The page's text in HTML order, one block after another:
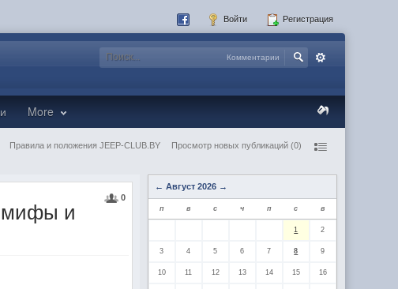
Войти Регистрация
Комментарии
More
Правила и положения JEEP-CLUB.BY Просмотр новых публикаций (0)
0
мифы и
← Август 2026 →
п в с ч п с в
1 2
3 4 5 6 7 8 9
10 11 12 13 14 15 16